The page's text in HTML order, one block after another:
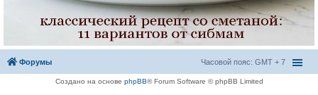
Форумы Часовой пояс: GMT + 7
Создано на основе phpBB® Forum Software © phpBB Limited